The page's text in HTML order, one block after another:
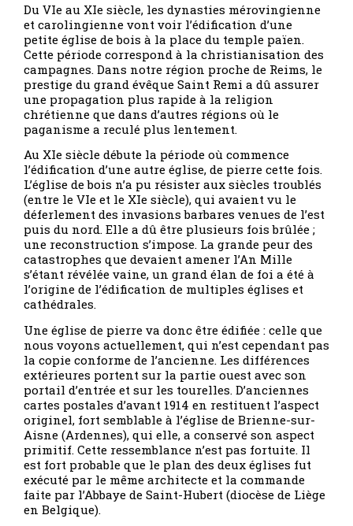
Du VIe au XIe siècle, les dynasties mérovingienne
et carolingienne vont voir l’édification d’une
petite église de bois à la place du temple païen.
Cette période correspond à la christianisation des
campagnes. Dans notre région proche de Reims, le
prestige du grand évêque Saint Remi a dû assurer
une propagation plus rapide à la religion
chrétienne que dans d’autres régions où le
paganisme a reculé plus lentement.
Au XIe siècle débute la période où commence
l’édification d’une autre église, de pierre cette fois.
L’église de bois n’a pu résister aux siècles troublés
(entre le VIe et le XIe siècle), qui avaient vu le
déferlement des invasions barbares venues de l’est
puis du nord. Elle a dû être plusieurs fois brûlée ;
une reconstruction s’impose. La grande peur des
catastrophes que devaient amener l’An Mille
s’étant révélée vaine, un grand élan de foi a été à
l’origine de l’édification de multiples églises et
cathédrales.
Une église de pierre va donc être édifiée : celle que
nous voyons actuellement, qui n’est cependant pas
la copie conforme de l’ancienne. Les différences
extérieures portent sur la partie ouest avec son
portail d’entrée et sur les tourelles. D’anciennes
cartes postales d’avant 1914 en restituent l’aspect
originel, fort semblable à l’église de Brienne-sur-
Aisne (Ardennes), qui elle, a conservé son aspect
primitif. Cette ressemblance n’est pas fortuite. Il
est fort probable que le plan des deux églises fut
exécuté par le même architecte et la commande
faite par l’Abbaye de Saint-Hubert (diocèse de Liège
en Belgique).